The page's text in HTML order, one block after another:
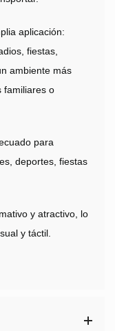
aplicación:
fiestas,
ambiente más
familiares o
para
deportes, fiestas
y atractivo, lo
y táctil.